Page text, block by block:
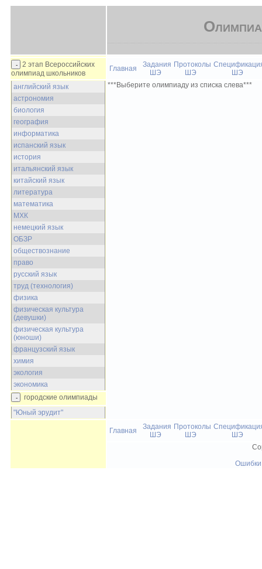
2 этап Всероссийских
олимпиад школьников
Главная
Задания
ШЭ
Протоколы
ШЭ
ШЭ
английский язык
астрономия
биология
география
информатика
испанский язык
история
итальянский язык
китайский язык
литература
математика
МХК
немецкий язык
ОБЗР
обществознание
право
русский язык
труд (технология)
физика
физическая культура
(девушки)
физическая культура
(юноши)
французский язык
химия
экология
экономика
***Выберите олимпиаду из списка слева***
городские олимпиады
"Юный эрудит"
Главная
Задания
ШЭ
Протоколы
ШЭ
ШЭ
Ошибки